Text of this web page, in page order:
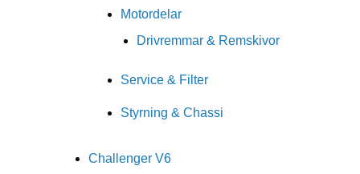
Motordelar
Drivremmar & Remskivor
Service & Filter
Styrning & Chassi
Challenger V6